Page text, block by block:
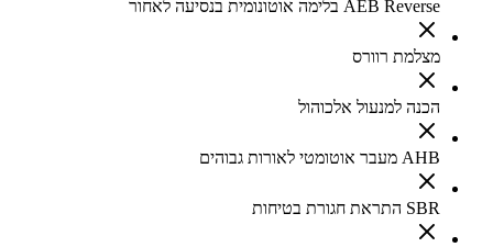
AEB Reverse בלימה אוטונומית בנסיעה לאחור
מצלמת רוורס
הכנה למנעול אלכוהול
AHB מעבר אוטומטי לאורות גבוהים
SBR התראת חגורת בטיחות